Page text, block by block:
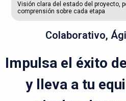
Visión clara del estado del proyecto,
comprensión sobre cada etapa
Colaborativo,
Impulsa el éxito
y lleva a tu